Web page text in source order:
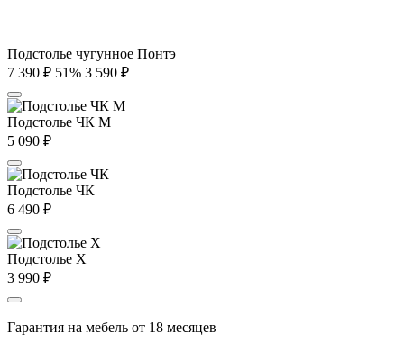
Подстолье чугунное Понтэ
7 390 ₽ 51% 3 590 ₽
Подстолье ЧК М
5 090 ₽
Подстолье ЧК
6 490 ₽
Подстолье X
3 990 ₽
Гарантия на мебель от 18 месяцев